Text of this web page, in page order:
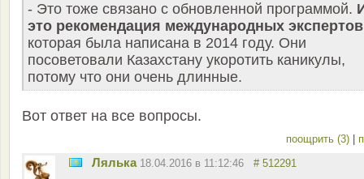
- Это тоже связано с обновленной программой.
это рекомендация международных экспертов
которая была написана в 2014 году. Они
посоветовали Казахстану укоротить каникулы,
потому что они очень длинные.
Вот ответ на все вопросы.
поощрить (3)
Лялька 18.04.2016 в 11:12:46 # 512291